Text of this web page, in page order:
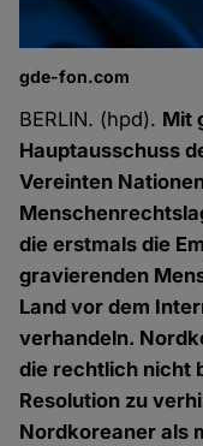
gde-fon.com
BERLIN. (hpd). Mit
Hauptausschuss
Vereinten
die erstmals die
gravierenden
Land vor dem
verhandeln.
die rechtlich nicht
Resolution zu
Nordkoreaner als